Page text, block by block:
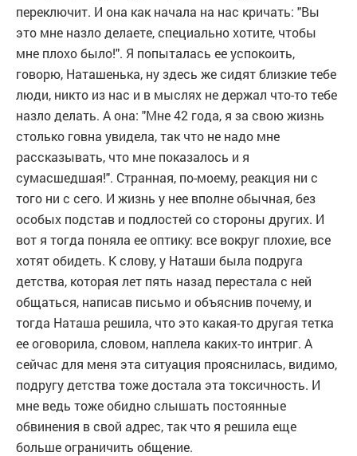
переключит. И она как начала на нас кричать: "Вы
это мне назло делаете, специально хотите, чтобы
мне плохо было!". Я попыталась ее успокоить,
говорю, Наташенька, ну здесь же сидят близкие тебе
люди, никто из нас и в мыслях не держал что-то тебе
назло делать. А она: "Мне 42 года, я за свою жизнь
столько говна увидела, так что не надо мне
рассказывать, что мне показалось и я
сумасшедшая!". Странная, по-моему, реакция ни с
того ни с сего. И жизнь у нее вполне обычная, без
особых подстав и подлостей со стороны других. И
вот я тогда поняла ее оптику: все вокруг плохие, все
хотят обидеть. К слову, у Наташи была подруга
детства, которая лет пять назад перестала с ней
общаться, написав письмо и объяснив почему, и
тогда Наташа решила, что это какая-то другая тетка
ее оговорила, словом, наплела каких-то интриг. А
сейчас для меня эта ситуация прояснилась, видимо,
подругу детства тоже достала эта токсичность. И
мне ведь тоже обидно слышать постоянные
обвинения в свой адрес, так что я решила еще
больше ограничить общение.